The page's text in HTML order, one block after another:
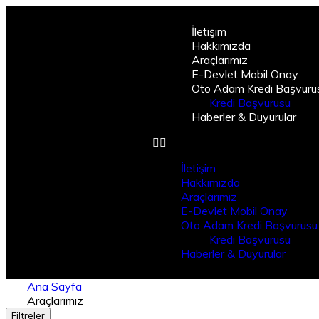
İletişim
Hakkımızda
Araçlarımız
E-Devlet Mobil Onay
Oto Adam Kredi
Kredi Başvurusu
Haberler & Duyurular
İletişim
Hakkımızda
Araçlarımız
E-Devlet Mobil Onay
Oto Adam Kredi Başvurusu
Kredi Başvurusu
Haberler & Duyurular
Ana Sayfa
Araçlarımız
Filtreler